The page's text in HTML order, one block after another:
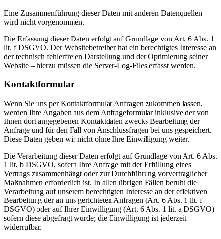
Eine Zusammenführung dieser Daten mit anderen Datenquellen
wird nicht vorgenommen.
Die Erfassung dieser Daten erfolgt auf Grundlage von Art. 6 Abs. 1
lit. f DSGVO. Der Websitebetreiber hat ein berechtigtes Interesse an
der technisch fehlerfreien Darstellung und der Optimierung seiner
Website – hierzu müssen die Server-Log-Files erfasst werden.
Kontaktformular
Wenn Sie uns per Kontaktformular Anfragen zukommen lassen,
werden Ihre Angaben aus dem Anfrageformular inklusive der von
Ihnen dort angegebenen Kontaktdaten zwecks Bearbeitung der
Anfrage und für den Fall von Anschlussfragen bei uns gespeichert.
Diese Daten geben wir nicht ohne Ihre Einwilligung weiter.
Die Verarbeitung dieser Daten erfolgt auf Grundlage von Art. 6 Abs.
1 lit. b DSGVO, sofern Ihre Anfrage mit der Erfüllung eines
Vertrags zusammenhängt oder zur Durchführung vorvertraglicher
Maßnahmen erforderlich ist. In allen übrigen Fällen beruht die
Verarbeitung auf unserem berechtigten Interesse an der effektiven
Bearbeitung der an uns gerichteten Anfragen (Art. 6 Abs. 1 lit. f
DSGVO) oder auf Ihrer Einwilligung (Art. 6 Abs. 1 lit. a DSGVO)
sofern diese abgefragt wurde; die Einwilligung ist jederzeit
widerrufbar.